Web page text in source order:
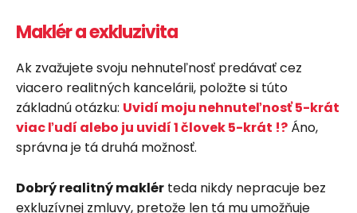
Maklér a exkluzivita
Ak zvažujete svoju nehnuteľnosť predávať cez
viacero realitných kancelárii, položte si túto
základnú otázku: Uvidí moju nehnuteľnosť 5-krát
viac ľudí alebo ju uvidí 1 človek 5-krát !? Áno,
správna je tá druhá možnosť.
Dobrý realitný maklér teda nikdy nepracuje bez
exkluzívnej zmluvy, pretože len tá mu umožňuje